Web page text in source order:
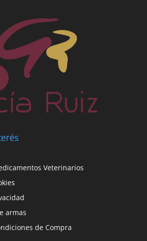
Veterinarios
armas
de Compra